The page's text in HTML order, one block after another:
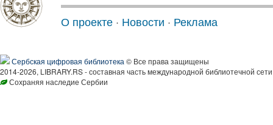
О проекте · Новости · Реклама
Сербская цифровая библиотека © Все права защищены
2014-2026, LIBRARY.RS - составная часть международной библиотечной
Сохраняя наследие Сербии